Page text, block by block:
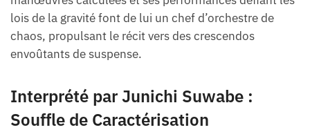
lois de la gravité font de lui un chef d’orchestre de
chaos, propulsant le récit vers des crescendos
envoûtants de suspense.
Interprété par Junichi Suwabe :
Souffle de Caractérisation